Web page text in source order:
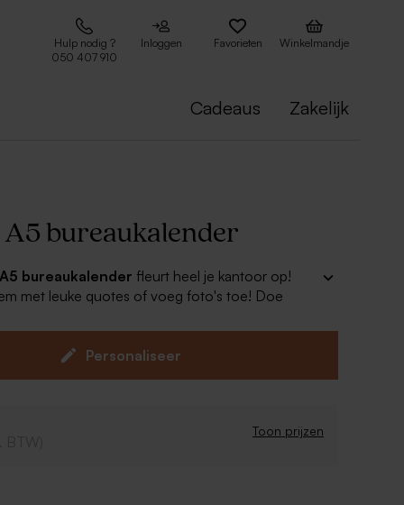
Hulp nodig ?
050 407 910
Inloggen Favorieten Winkelmandje
Cadeaus Zakelijk
A5 bureaukalender
bureaukalender fleurt heel je kantoor op!
met leuke quotes of voeg foto's toe! Doe
heel jaar van genieten!
Personaliseer
Toon prijzen
BTW)